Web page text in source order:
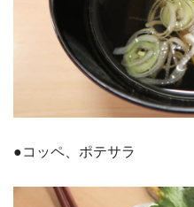
●コッペ、ポテサラ